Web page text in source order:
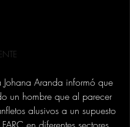
Johana Aranda informó que
un hombre que al parecer
alusivos a un supuesto